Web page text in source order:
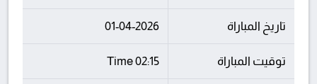
تاريخ المباراة 01-04-2026
توقيت المباراة 02:15 Time